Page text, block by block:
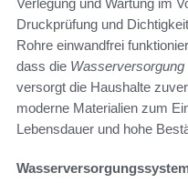
Verlegung und Wartung im
Druckprüfung und
Rohre einwandfrei
dass die Wasserversorgung
versorgt die Haushalte
moderne Materialien zum
Lebensdauer und hohe